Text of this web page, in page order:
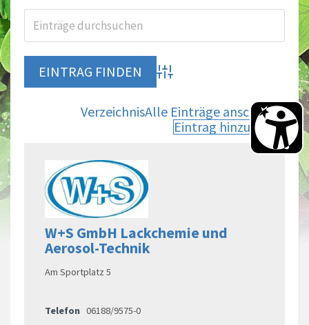
Advanced Search
VerzeichnisAlle Einträge anschauen
Eintrag hinzufügen
W+S GmbH Lackchemie und
Aerosol-Technik
Am Sportplatz 5
Telefon 06188/9575-0